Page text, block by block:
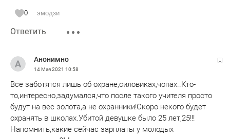
0 эмодзи
Ответить
Анонимно
14 Мая 2021 10:58
Все заботятся лишь об охране,силовиках,чопах..Кто-
то,интересно,задумался,что после такого учителя просто
будут на вес золота,а не охранники!Скоро некого будет
охранять в школах.Убитой девушке было 25 лет,25!!!
Напомнить,какие сейчас зарплаты у молодых